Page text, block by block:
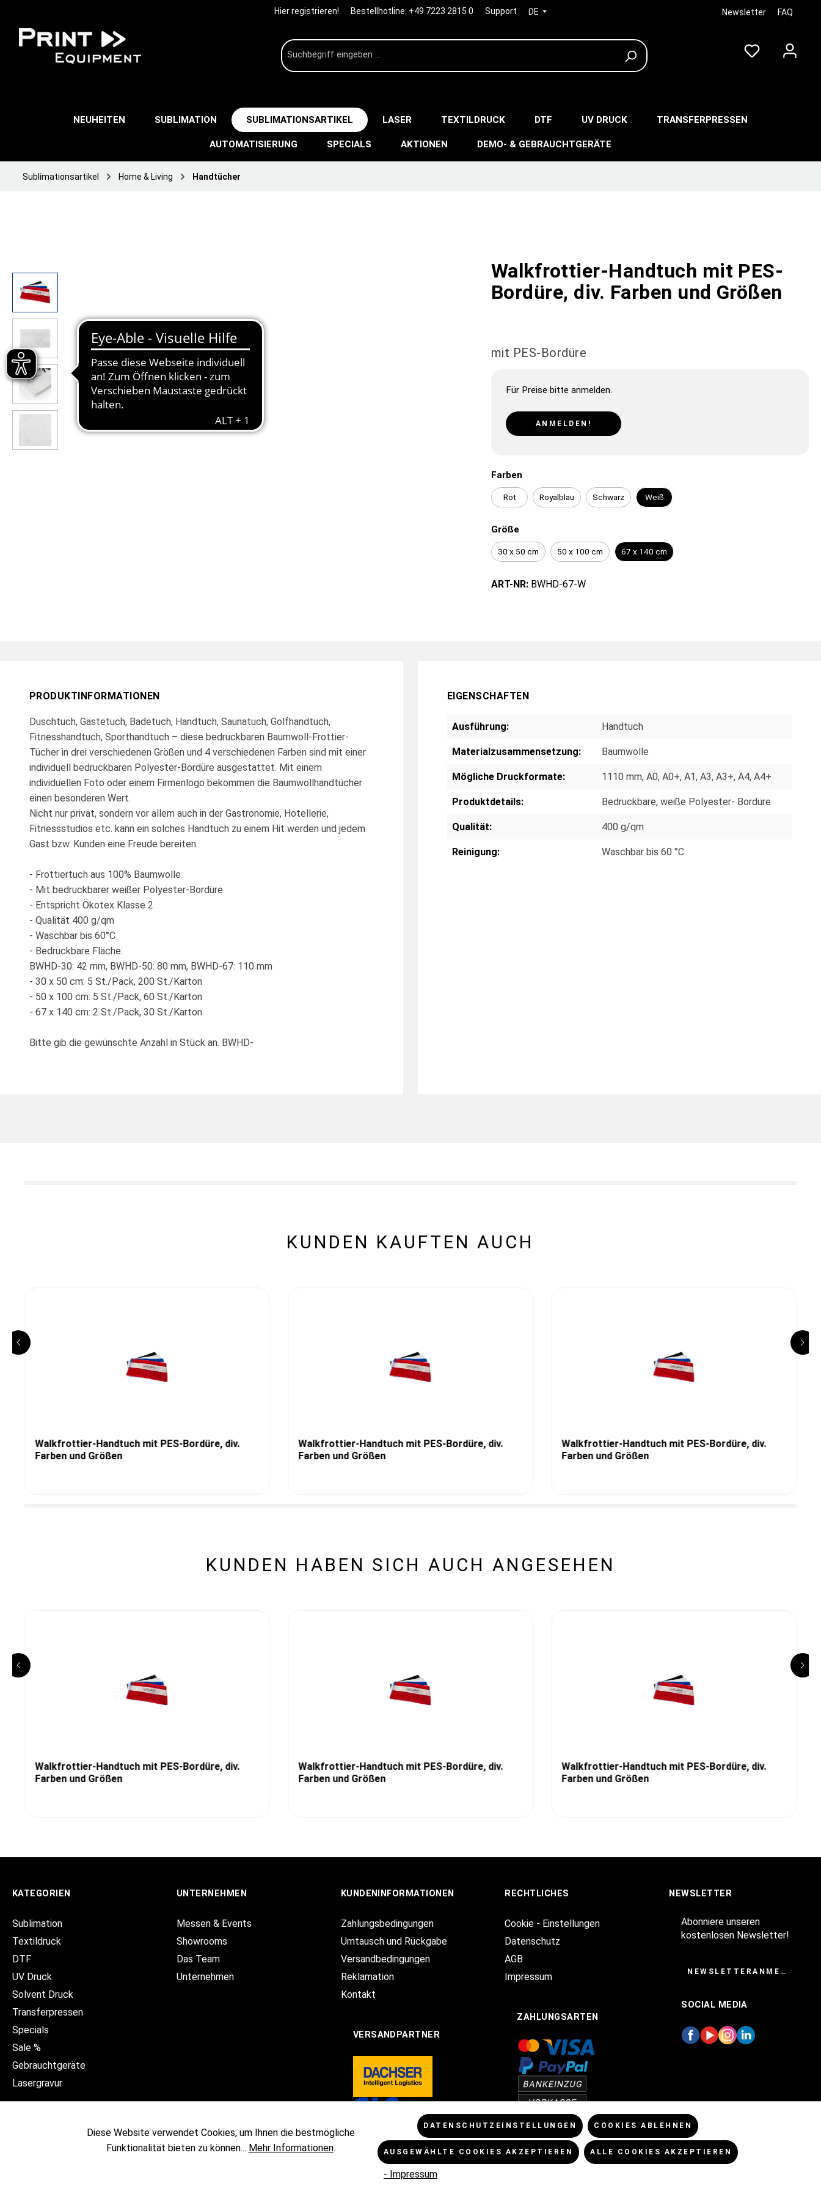
Hier registrieren! Bestellhotline: +49 7223 2815 0 Support DE Newsletter FAQ
NEUHEITEN SUBLIMATION SUBLIMATIONSARTIKEL LASER TEXTILDRUCK DTF UV DRUCK TRANSFERPRESSEN
AUTOMATISIERUNG SPECIALS AKTIONEN DEMO- & GEBRAUCHTGERÄTE
Sublimationsartikel Home & Living Handtücher
Walkfrottier-Handtuch mit PES-
Bordüre, div. Farben und Größen
mit PES-Bordüre
Für Preise bitte anmelden.
ANMELDEN!
Farben
Rot Royalblau Schwarz Weiß
Größe
30 x 50 cm 50 x 100 cm 67 x 140 cm
ART-NR: BWHD-67-W
PRODUKTINFORMATIONEN
Duschtuch, Gästetuch, Badetuch, Handtuch, Saunatuch, Golfhandtuch,
Fitnesshandtuch, Sporthandtuch – diese bedruckbaren Baumwoll-Frottier-
Tücher in drei verschiedenen Größen und 4 verschiedenen Farben sind mit einer
individuell bedruckbaren Polyester-Bordüre ausgestattet. Mit einem
individuellen Foto oder einem Firmenlogo bekommen die Baumwollhandtücher
einen besonderen Wert.
Nicht nur privat, sondern vor allem auch in der Gastronomie, Hotellerie,
Fitnessstudios etc. kann ein solches Handtuch zu einem Hit werden und jedem
Gast bzw. Kunden eine Freude bereiten.
- Frottiertuch aus 100% Baumwolle
- Mit bedruckbarer weißer Polyester-Bordüre
- Entspricht Ökotex Klasse 2
- Qualität 400 g/qm
- Waschbar bis 60°C
- Bedruckbare Fläche:
BWHD-30: 42 mm, BWHD-50: 80 mm, BWHD-67: 110 mm
- 30 x 50 cm: 5 St./Pack, 200 St./Karton
- 50 x 100 cm: 5 St./Pack, 60 St./Karton
- 67 x 140 cm: 2 St./Pack, 30 St./Karton
Bitte gib die gewünschte Anzahl in Stück an. BWHD-
EIGENSCHAFTEN
Ausführung: Handtuch
Materialzusammensetzung: Baumwolle
Mögliche Druckformate: 1110 mm, A0, A0+, A1, A3, A3+, A4, A4+
Produktdetails: Bedruckbare, weiße Polyester- Bordüre
Qualität: 400 g/qm
Reinigung: Waschbar bis 60 °C
KUNDEN KAUFTEN AUCH
Walkfrottier-Handtuch mit PES-Bordüre, div.
Farben und Größen
Walkfrottier-Handtuch mit PES-Bordüre, div.
Farben und Größen
Walkfrottier-Handtuch mit PES-Bordüre, div.
Farben und Größen
KUNDEN HABEN SICH AUCH ANGESEHEN
Walkfrottier-Handtuch mit PES-Bordüre, div.
Farben und Größen
Walkfrottier-Handtuch mit PES-Bordüre, div.
Farben und Größen
Walkfrottier-Handtuch mit PES-Bordüre, div.
Farben und Größen
KATEGORIEN
Sublimation
Textildruck
DTF
UV Druck
Solvent Druck
Transferpressen
Specials
Sale %
Gebrauchtgeräte
Lasergravur
UNTERNEHMEN
Messen & Events
Showrooms
Das Team
Unternehmen
KUNDENINFORMATIONEN
Zahlungsbedingungen
Umtausch und Rückgabe
Versandbedingungen
Reklamation
Kontakt
VERSANDPARTNER
RECHTLICHES
Cookie - Einstellungen
Datenschutz
AGB
Impressum
ZAHLUNGSARTEN
NEWSLETTER
Abonniere unseren
kostenlosen Newsletter!
NEWSLETTERANMELDUNG
SOCIAL MEDIA
Versandkostenund ggf. Nachnahmegebühren, wenn nicht anders angegeben.
Diese Website verwendet Cookies, um Ihnen die bestmögliche
Funktionalität bieten zu können... Mehr Informationen.
DATENSCHUTZEINSTELLUNGEN COOKIES ABLEHNEN
AUSGEWÄHLTE COOKIES AKZEPTIEREN ALLE COOKIES AKZEPTIEREN
- Impressum